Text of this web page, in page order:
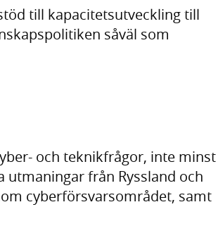
till kapacitetsutveckling till
såväl som
och teknikfrågor, inte minst
från Ryssland och
cyberförsvarsområdet, samt